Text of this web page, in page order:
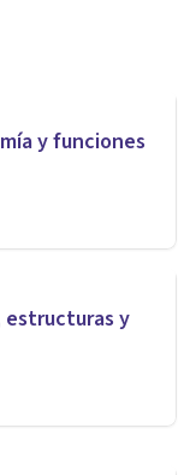
y funciones
estructuras y